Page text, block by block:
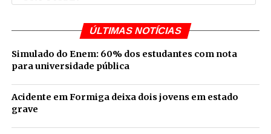
ÚLTIMAS NOTÍCIAS
Simulado do Enem: 60% dos estudantes com nota
para universidade pública
Acidente em Formiga deixa dois jovens em estado
grave